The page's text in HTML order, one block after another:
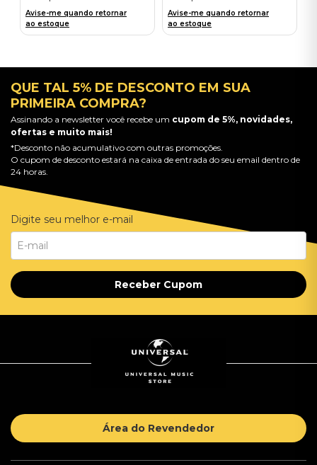
Avise-me quando retornar
ao estoque
Avise-me quando retornar
ao estoque
QUE TAL 5% DE DESCONTO EM SUA
PRIMEIRA COMPRA?
Assinando a newsletter você recebe um cupom de 5%, novidades,
ofertas e muito mais!
*Desconto não acumulativo com outras promoções.
O cupom de desconto estará na caixa de entrada do seu email dentro de
24 horas.
Digite seu melhor e-mail
Receber Cupom
Área do Revendedor